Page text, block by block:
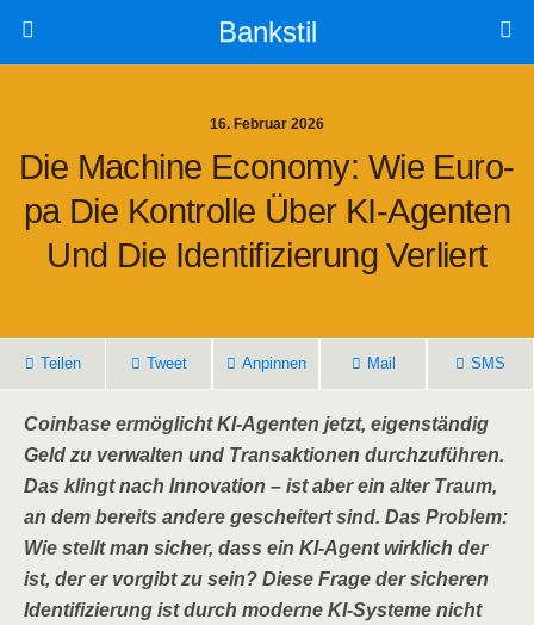
Bankstil
16. Februar 2026
Die Machi­ne Eco­no­my: Wie Euro­
Pa Die Kon­trol­le Über KI-Agen­ten
Und Die Iden­ti­fi­zie­rung Verliert
Tei­len Tweet Anpin­nen Mail SMS
Coin­ba­se ermög­licht KI-Agen­ten jetzt, eigen­stän­dig
Geld zu ver­wal­ten und Trans­ak­tio­nen durch­zu­füh­ren.
Das klingt nach Inno­va­ti­on – ist aber ein alter Traum,
an dem bereits ande­re geschei­tert sind. Das Pro­blem:
Wie stellt man sicher, dass ein KI-Agent wirk­lich der
ist, der er vor­gibt zu sein? Die­se Fra­ge der siche­ren
Iden­ti­fi­zie­rung ist durch moder­ne KI-Sys­te­me nicht